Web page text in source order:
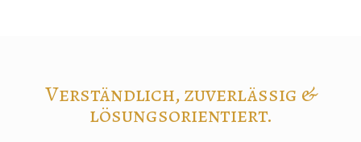
Verständlich, zuverlässig &
lösungsorientiert.